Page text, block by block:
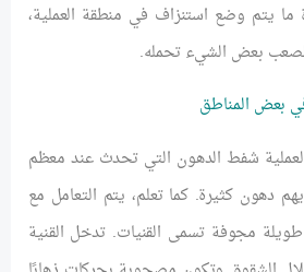
ما يتم وضع استنزاف في منطقة العملية،
بعض الشيء تحمله.
لعملية شفط الدهون التي تحدث عند معظم
دهون كثيرة. كما تعلم، يتم التعامل مع
مجوفة تسمى القنيات. تدخل القنية